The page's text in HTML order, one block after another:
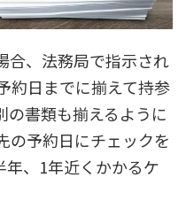
合、法務局で指示され
約日までに揃えて持参
の書類も揃えるように
の予約日にチェックを
年、1年近くかかるケ